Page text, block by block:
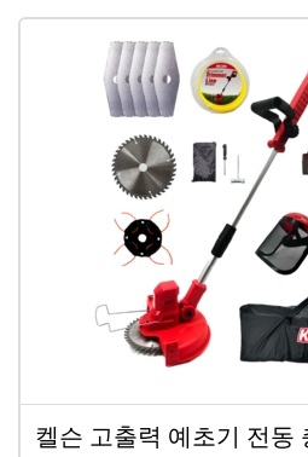
켈슨 고출력 예초기 전동